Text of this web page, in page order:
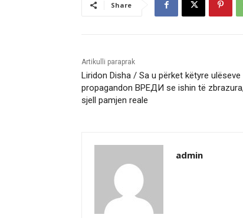
Share
Artikulli paraprak
Liridon Disha / Sa u përket këtyre ulëseve
propagandon ВРЕДИ se ishin të
sjell pamjen reale
admin